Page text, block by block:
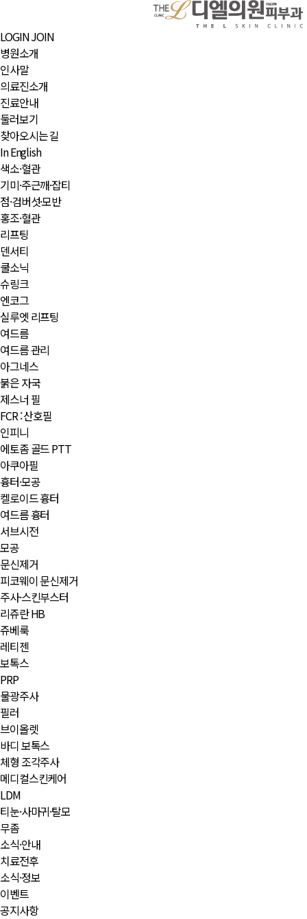
LOGINJOIN
병원소개
인사말
의료진소개
진료안내
둘러보기
찾아오시는 길
In English
색소·혈관
기미·주근깨·잡티
점·검버섯·모반
홍조·혈관
리프팅
덴서티
쿨소닉
슈링크
엔코그
실루엣 리프팅
여드름
여드름 관리
아그네스
붉은 자국
제스너 필
FCR : 산호필
인피니
에토좀 골드 PTT
아쿠아필
흉터·모공
켈로이드 흉터
여드름 흉터
서브시전
모공
문신제거
피코웨이 문신제거
주사·스킨부스터
리쥬란 HB
쥬베룩
레티젠
보톡스
PRP
물광주사
필러
브이올렛
바디 보톡스
체형 조각주사
메디컬스킨케어
LDM
티눈·사마귀·탈모
무좀
소식·안내
치료전후
소식·정보
이벤트
공지사항